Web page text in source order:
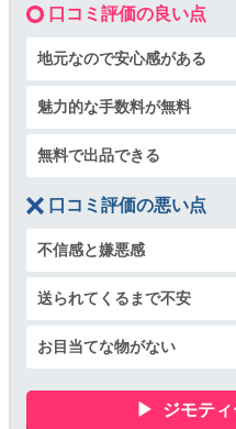
口コミ評価の良い点
地元なので安心感がある
魅力的な手数料が無料
無料で出品できる
口コミ評価の悪い点
不信感と嫌悪感
送られてくるまで不安
お目当てな物がない
ジモテ